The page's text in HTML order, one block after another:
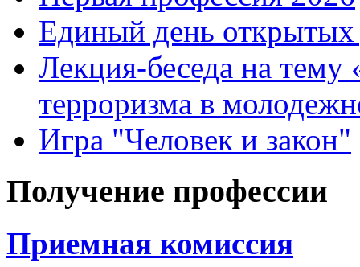
Единый день открытых
Лекция-беседа на тему
терроризма в
Игра "Человек и закон"
Получение профессии
Приемная комиссия